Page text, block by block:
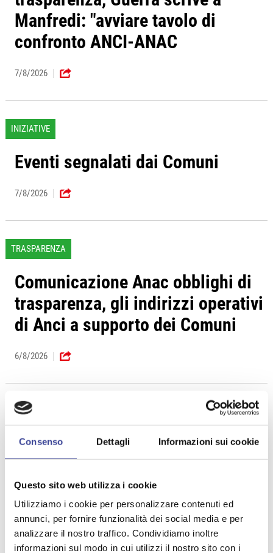
Consenso Dettagli Informazioni sui cookie
Questo sito web utilizza i cookie
Utilizziamo i cookie per personalizzare contenuti ed
annunci, per fornire funzionalità dei social media e per
analizzare il nostro traffico. Condividiamo inoltre
informazioni sul modo in cui utilizzi il nostro sito con i
Manfredi: "avviare tavolo di
confronto ANCI-ANAC
7/8/2026
INIZIATIVE
Eventi segnalati dai Comuni
7/8/2026
TRASPARENZA
Comunicazione Anac obblighi di
trasparenza, gli indirizzi operativi
di Anci a supporto dei Comuni
6/8/2026
WELFARE
Pubblicato il Decreto Carta
dedicata a te